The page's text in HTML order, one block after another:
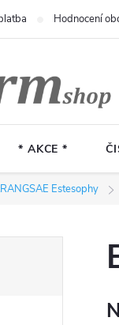
Hodnocení
* AKCE *
Estesophy